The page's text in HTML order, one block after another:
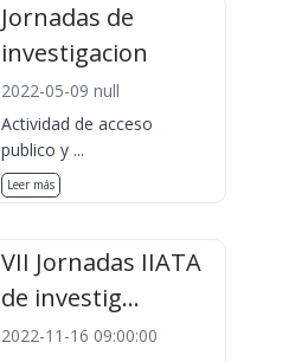
Jornadas de
investigacion
2022-05-09 null
Actividad de acceso
publico y ...
Leer más
VII Jornadas IIATA
de investig...
2022-11-16 09:00:00